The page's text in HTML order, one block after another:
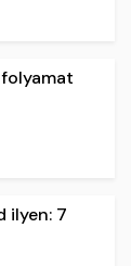
ilyen: 7